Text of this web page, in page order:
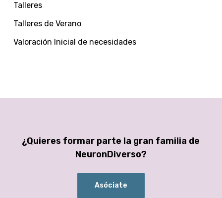
Talleres
Talleres de Verano
Valoración Inicial de necesidades
¿Quieres formar parte la gran familia de
NeuronDiverso?
Asóciate